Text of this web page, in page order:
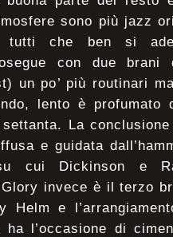
sono più jazz
tutti che ben si
con due brani
un po’ più routinari
lento è profumato
La
e guidata
cui Dickinson e
invece è il terzo
Helm e
ha l’occasione di